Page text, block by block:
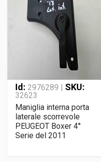
Id: 2976289 | SKU:
32623
Maniglia interna porta
laterale scorrevole
PEUGEOT Boxer 4°
Serie del 2011